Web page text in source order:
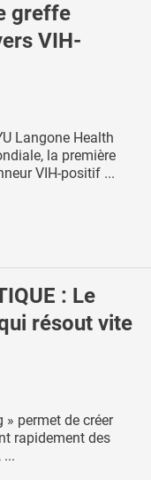
greffe
VIH-
Langone Health
la première
VIH-positif ...
: Le
résout vite
permet de créer
rapidement des
...